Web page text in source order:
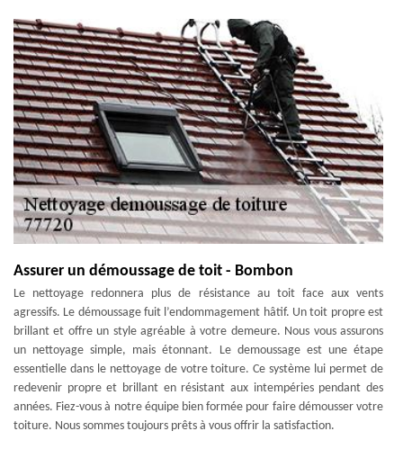
Assurer un démoussage de toit - Bombon
Le nettoyage redonnera plus de résistance au toit face aux vents
agressifs. Le démoussage fuit l’endommagement hâtif. Un toit propre est
brillant et offre un style agréable à votre demeure. Nous vous assurons
un nettoyage simple, mais étonnant. Le demoussage est une étape
essentielle dans le nettoyage de votre toiture. Ce système lui permet de
redevenir propre et brillant en résistant aux intempéries pendant des
années. Fiez-vous à notre équipe bien formée pour faire démousser votre
toiture. Nous sommes toujours prêts à vous offrir la satisfaction.